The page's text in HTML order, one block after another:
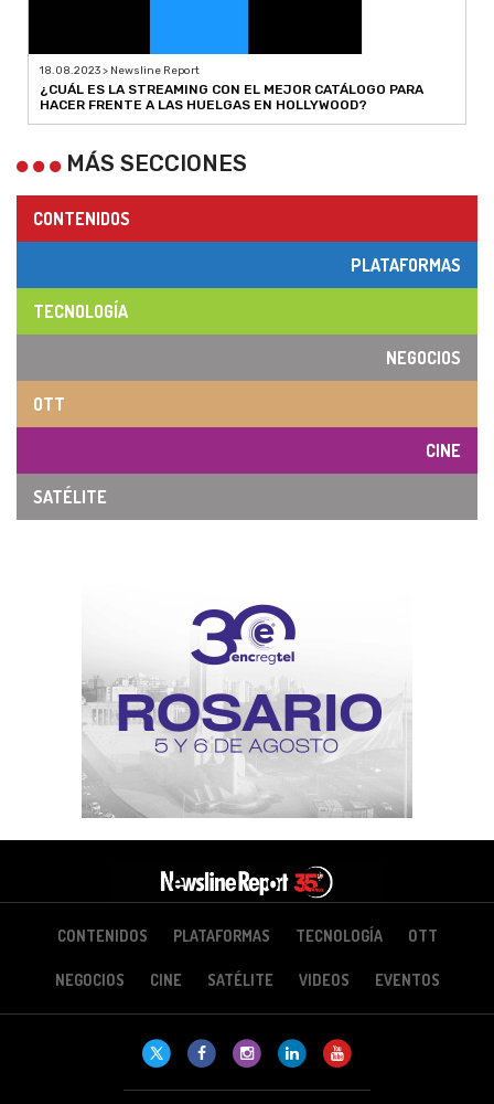
18.08.2023 > Newsline Report
¿CUÁL ES LA STREAMING CON EL MEJOR CATÁLOGO PARA
HACER FRENTE A LAS HUELGAS EN HOLLYWOOD?
MÁS SECCIONES
CONTENIDOS
PLATAFORMAS
TECNOLOGÍA
NEGOCIOS
OTT
CINE
SATÉLITE
CONTENIDOS PLATAFORMAS TECNOLOGÍA OTT
NEGOCIOS CINE SATÉLITE VIDEOS EVENTOS